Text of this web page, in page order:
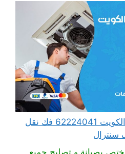
فني تكييف مركزي هندي الكويت 62224041 فك نقل
سنترال
بصيانة و تصليح جميع